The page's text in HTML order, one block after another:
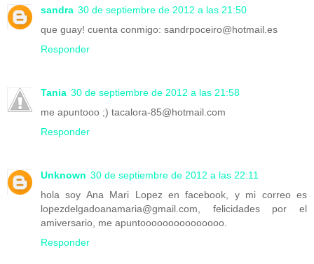
sandra 30 de septiembre de 2012 a las 21:50
que guay! cuenta conmigo: sandrpoceiro@hotmail.es
Responder
Tania 30 de septiembre de 2012 a las 21:58
me apuntooo ;) tacalora-85@hotmail.com
Responder
Unknown 30 de septiembre de 2012 a las 22:11
hola soy Ana Mari Lopez en facebook, y mi correo es
lopezdelgadoanamaria@gmail.com, felicidades por el
amiversario, me apuntooooooooooooooo.
Responder